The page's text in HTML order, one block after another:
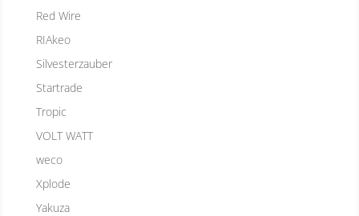
Red Wire
RIAkeo
Silvesterzauber
Startrade
Tropic
VOLT WATT
weco
Xplode
Yakuza